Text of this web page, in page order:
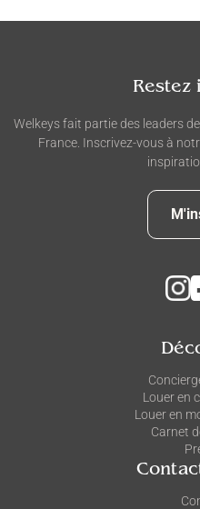
Restez
Welkeys fait partie des leaders
France. Inscrivez-vous à
Louer en
Louer en
Carnet